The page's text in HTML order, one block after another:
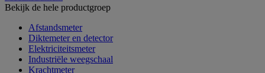
Bekijk de hele productgroep
Afstandsmeter
Diktemeter en detector
Elektriciteitsmeter
Industriële weegschaal
Krachtmeter